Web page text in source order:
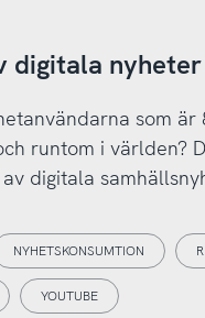
digitala
som
runtom i världen?
digitala
NYHETSKONSUMTION
YOUTUBE